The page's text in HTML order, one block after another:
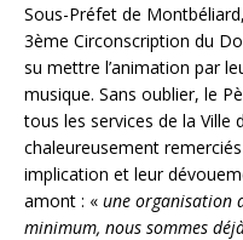
Sous-Préfet de
3ème Circonscription du
su mettre l’animation par
musique. Sans oublier, le
tous les services de la
chaleureusement
implication et leur
amont : « une organisation
minimum, nous sommes